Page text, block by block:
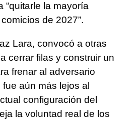
“quitarle la mayoría
de 2027”.
Lara, convocó a otras
cerrar filas y construir un
frenar al adversario
aún más lejos al
configuración del
la voluntad real de los